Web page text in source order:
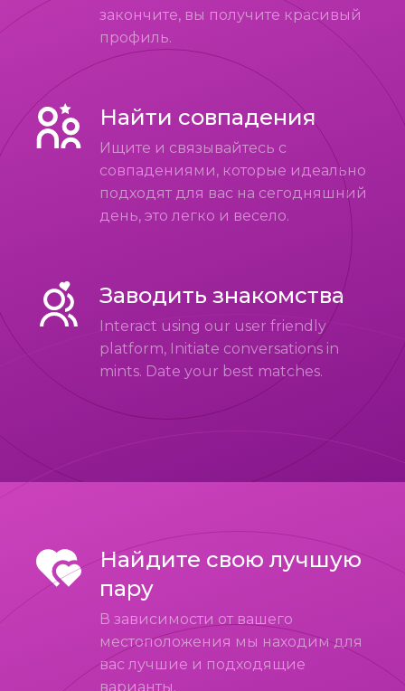
закончите, вы получите красивый
профиль.
Найти совпадения
Ищите и связывайтесь с
совпадениями, которые идеально
подходят для вас на сегодняшний
день, это легко и весело.
Заводить знакомства
Interact using our user friendly
platform, Initiate conversations in
mints. Date your best matches.
Найдите свою лучшую
пару
В зависимости от вашего
местоположения мы находим для
вас лучшие и подходящие
варианты.